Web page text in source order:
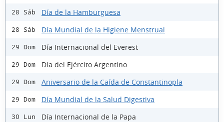
28 Sáb Día de la Hamburguesa
28 Sáb Día Mundial de la Higiene Menstrual
29 Dom Día Internacional del Everest
29 Dom Día del Ejército Argentino
29 Dom Aniversario de la Caída de Constantinopla
29 Dom Día Mundial de la Salud Digestiva
30 Lun Día Internacional de la Papa